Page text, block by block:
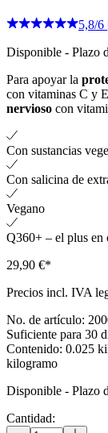
5,8/6
Disponible - Plazo
Para apoyar la
con vitaminas C y
nervioso con
Con sustancias
Con salicina de
Vegano
Q360+ – el plus en
29,90 €*
Precios incl. IVA
No. de artículo:
Suficiente para 30
Contenido: 0.025
kilogramo
Disponible - Plazo
Cantidad: